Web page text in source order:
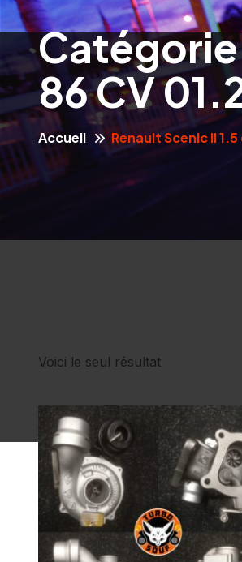
86 CV
Accueil Renault Scenic II
Voici le seul résultat